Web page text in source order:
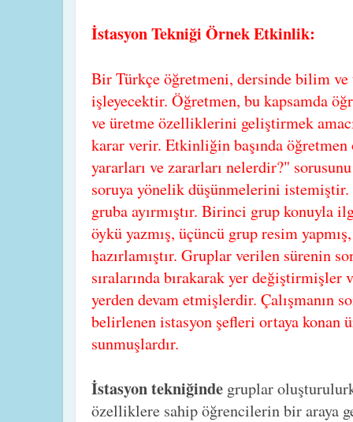
İstasyon Tekniği Örnek Etkinlik:
Bir Türkçe öğretmeni, dersinde bilim
işleyecektir. Öğretmen, bu kapsamda
ve üretme özelliklerini geliştirmek
karar verir. Etkinliğin başında
yararları ve zararları nelerdir?"
soruya yönelik düşünmelerini istemiştir.
gruba ayırmıştır. Birinci grup konuyla
öykü yazmış, üçüncü grup resim
hazırlamıştır. Gruplar verilen sürenin
sıralarında bırakarak yer
yerden devam etmişlerdir. Çalışmanın
belirlenen istasyon şefleri ortaya konan
sunmuşlardır.
İstasyon tekniğinde gruplar
özelliklere sahip öğrencilerin bir araya